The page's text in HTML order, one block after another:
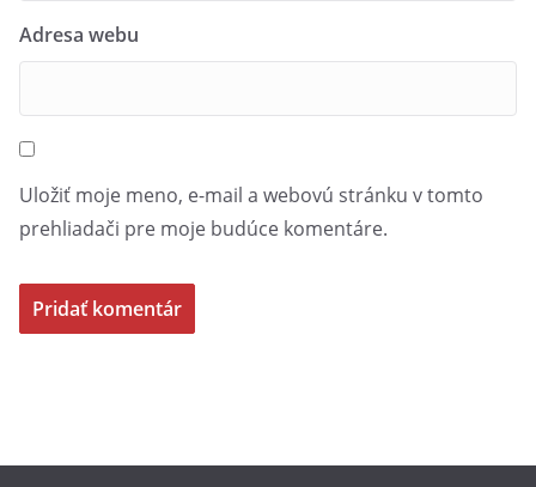
Adresa webu
Uložiť moje meno, e-mail a webovú stránku v tomto
prehliadači pre moje budúce komentáre.